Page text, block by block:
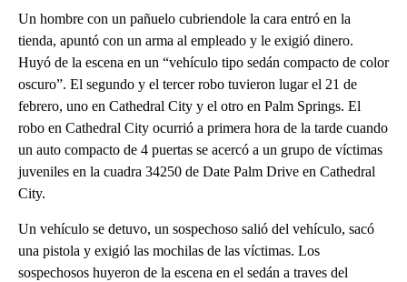
Un hombre con un pañuelo cubriendole la cara entró en la
tienda, apuntó con un arma al empleado y le exigió dinero.
Huyó de la escena en un “vehículo tipo sedán compacto de color
oscuro”. El segundo y el tercer robo tuvieron lugar el 21 de
febrero, uno en Cathedral City y el otro en Palm Springs. El
robo en Cathedral City ocurrió a primera hora de la tarde cuando
un auto compacto de 4 puertas se acercó a un grupo de víctimas
juveniles en la cuadra 34250 de Date Palm Drive en Cathedral
City.
Un vehículo se detuvo, un sospechoso salió del vehículo, sacó
una pistola y exigió las mochilas de las víctimas. Los
sospechosos huyeron de la escena en el sedán a traves del